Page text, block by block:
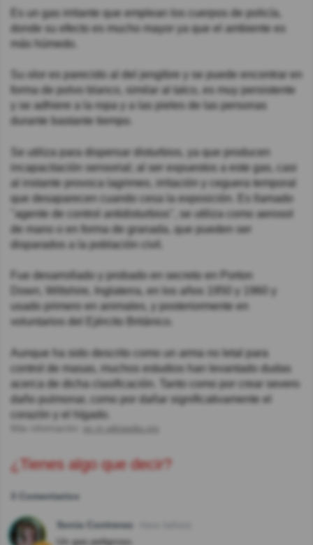
Es un gas irritante que emplean los cuerpos de policía,
donde su efecto es mucho mayor ya que el ambiente es
más húmedo.
Su olor es parecido al del jengibre y se puede encontrar en
forma de polvo blanco, similar al talco, es muy persistente
y se adhiere a la ropa y a las pieles de las personas
durante bastante tiempo.
Se utiliza para dispersar disturbios, ya que producen
incapacitación sensorial; al ser expuestos a este gas, casi
al instante provoca lagrimeo, irritación y ceguera temporal
que desaparecen cuando cesa la exposición. Es llamado
"agente de control antidisturbios", se utiliza como aerosol
de mano o en forma de granada, que pueden ser
disparados a la población civil.
Fue desarrollado y probado en secreto en Porton
Down, Wiltshire, Inglaterra, en los años 1950 y 1960 y
usado primero en animales, y posteriormente en
voluntarios del Ejército Británico.
Aunque ha sido descrito como un arma no letal para
control de masas, muchos estudios han levantado dudas
acerca de dicha clasificación. Tanto como por crear severo
daño pulmonar, como por dañar significativamente el
corazón y el hígado.
es.m.wikipedia.org
¿Tienes algo que decir?
3 Comentarios
Sonia Contreras
Un gas peligroso.